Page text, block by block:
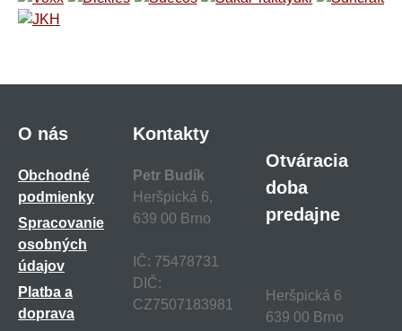
O nás
Obchodné
podmienky
Spracovanie
osobných
údajov
Platba a
doprava
Kontakty
Petr Budík
Heršpická 6,
639 00 Brno
IČ: 75478731
DIČ:
CZ7507183981
Otváracia
doba
predajne
Heršpická 6
639 00 Brno